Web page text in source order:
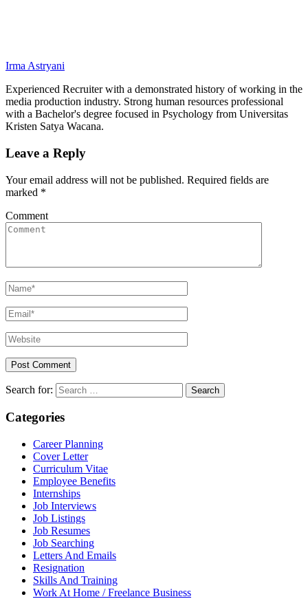
Irma Astryani
Experienced Recruiter with a demonstrated history of working in the
media production industry. Strong human resources professional
with a Bachelor's degree focused in Psychology from Universitas
Kristen Satya Wacana.
Leave a Reply
Your email address will not be published. Required fields are
marked *
Comment
Search for:
Categories
Career Planning
Cover Letter
Curriculum Vitae
Employee Benefits
Internships
Job Interviews
Job Listings
Job Resumes
Job Searching
Letters And Emails
Resignation
Skills And Training
Work At Home / Freelance Business